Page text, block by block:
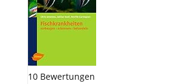
10 Bewertungen